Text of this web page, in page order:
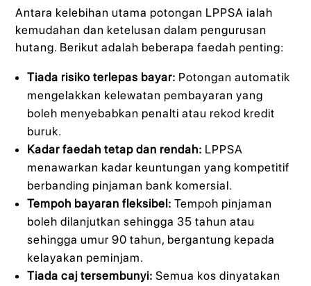
Antara kelebihan utama potongan LPPSA ialah
kemudahan dan ketelusan dalam pengurusan
hutang. Berikut adalah beberapa faedah penting:
Tiada risiko terlepas bayar: Potongan automatik
mengelakkan kelewatan pembayaran yang
boleh menyebabkan penalti atau rekod kredit
buruk.
Kadar faedah tetap dan rendah: LPPSA
menawarkan kadar keuntungan yang kompetitif
berbanding pinjaman bank komersial.
Tempoh bayaran fleksibel: Tempoh pinjaman
boleh dilanjutkan sehingga 35 tahun atau
sehingga umur 90 tahun, bergantung kepada
kelayakan peminjam.
Tiada caj tersembunyi: Semua kos dinyatakan